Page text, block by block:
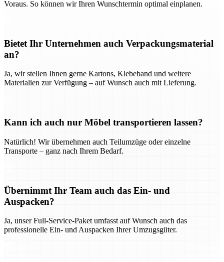
Voraus. So können wir Ihren Wunschtermin optimal einplanen.
Bietet Ihr Unternehmen auch Verpackungsmaterial
an?
Ja, wir stellen Ihnen gerne Kartons, Klebeband und weitere
Materialien zur Verfügung – auf Wunsch auch mit Lieferung.
Kann ich auch nur Möbel transportieren lassen?
Natürlich! Wir übernehmen auch Teilumzüge oder einzelne
Transporte – ganz nach Ihrem Bedarf.
Übernimmt Ihr Team auch das Ein- und
Auspacken?
Ja, unser Full-Service-Paket umfasst auf Wunsch auch das
professionelle Ein- und Auspacken Ihrer Umzugsgüter.